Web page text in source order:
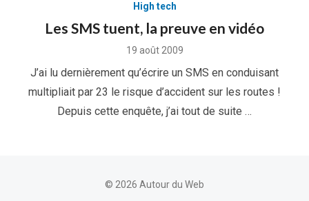
High tech
Les SMS tuent, la preuve en vidéo
Posted
19 août 2009
J’ai lu dernièrement qu’écrire un SMS en conduisant
multipliait par 23 le risque d’accident sur les routes !
Depuis cette enquête, j’ai tout de suite …
© 2026 Autour du Web